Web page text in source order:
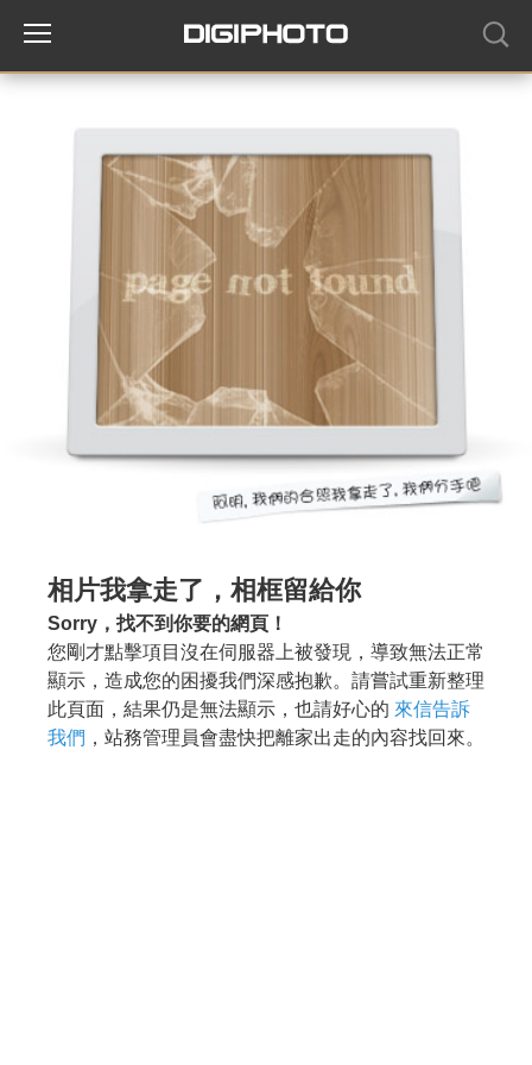
相片我拿走了，相框留給你
Sorry，找不到你要的網頁！
您剛才點擊項目沒在伺服器上被發現，導致無法正常
顯示，造成您的困擾我們深感抱歉。請嘗試重新整理
此頁面，結果仍是無法顯示，也請好心的 來信告訴
我們 ，站務管理員會盡快把離家出走的內容找回來。